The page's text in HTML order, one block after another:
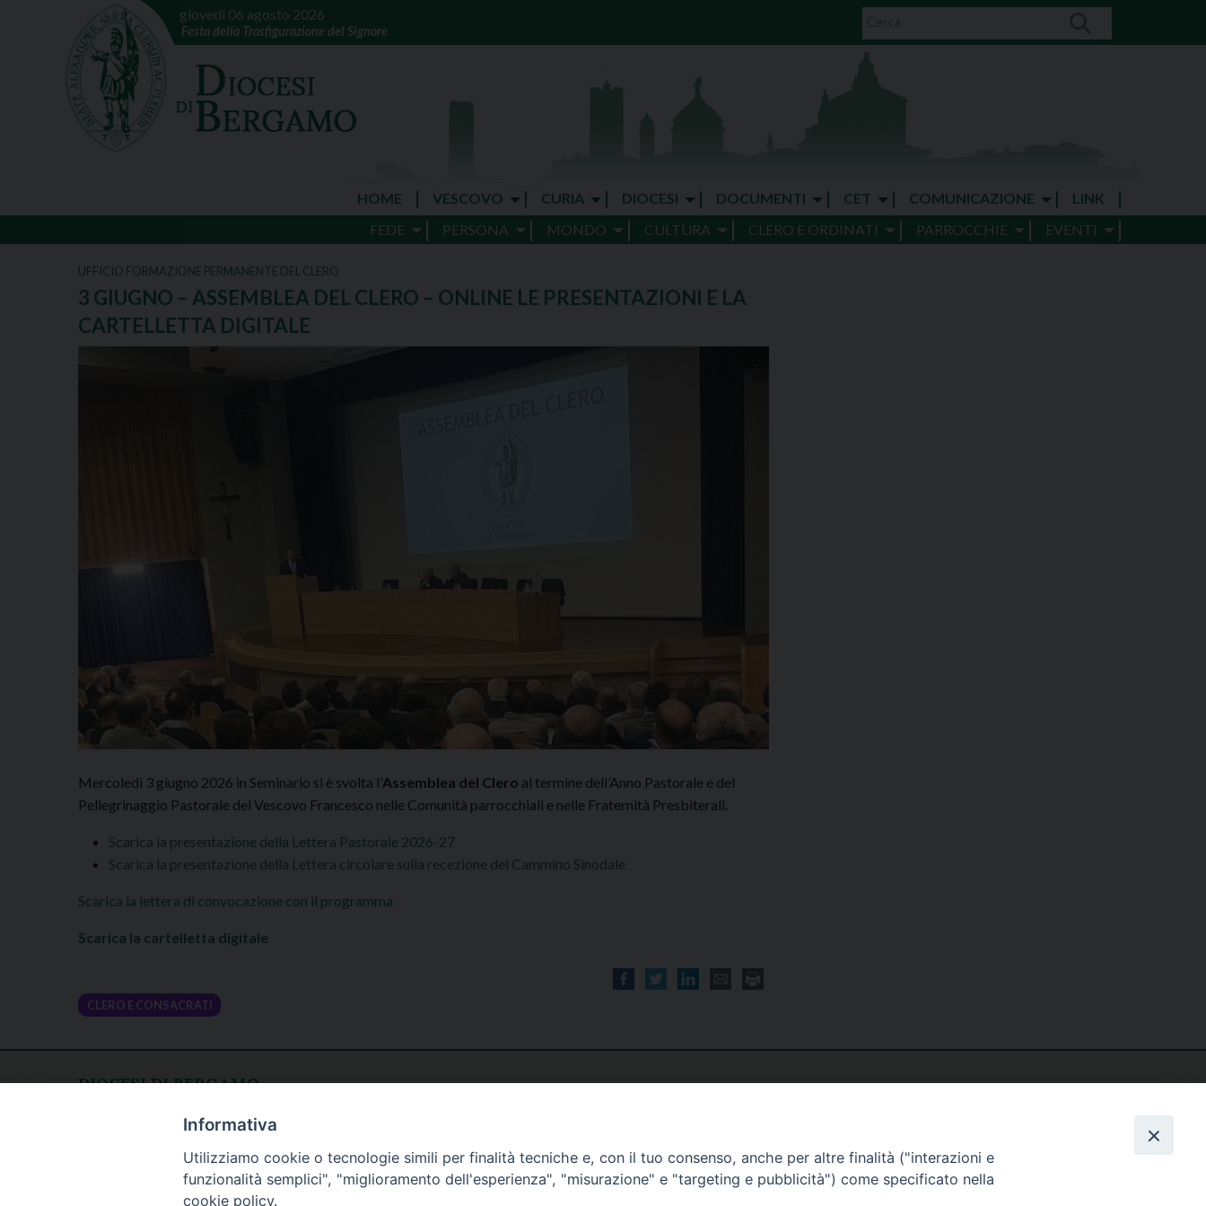
giovedì 06 agosto 2026
Festa della Trasfigurazione del Signore
HOME VESCOVO CURIA DIOCESI DOCUMENTI CET COMUNICAZIONE
LINK
FEDE
PERSONA MONDO CULTURA CLERO E ORDINATI PARROCCHIE EVENTI
UFFICIO FORMAZIONE PERMANENTE DEL CLERO
3 GIUGNO – ASSEMBLEA DEL CLERO – ONLINE LE PRESENTAZIONI E LA
CARTELLETTA DIGITALE
Mercoledì 3 giugno 2026 in Seminario si è svolta l’Assemblea del Clero al termine dell’Anno Pastorale e del
Pellegrinaggio Pastorale del Vescovo Francesco nelle Comunità parrocchiali e nelle Fraternità Presbiterali.
Scarica la presentazione della Lettera Pastorale 2026-27
Scarica la presentazione della Lettera circolare sulla recezione del Cammino Sinodale
Scarica la lettera di convocazione con il programma
Scarica la cartelletta digitale
CLERO E CONSACRATI
DIOCESI DI BERGAMO
CURIA DIOCESANA
Apertura al pubblico
lunedì - venerdì
h. 08.30 - 12.30
Informativa
Utilizziamo cookie o tecnologie simili per finalità tecniche e, con il tuo consenso, anche per altre finalità ("interazioni e
funzionalità semplici", "miglioramento dell'esperienza", "misurazione" e "targeting e pubblicità") come specificato nella
cookie policy.